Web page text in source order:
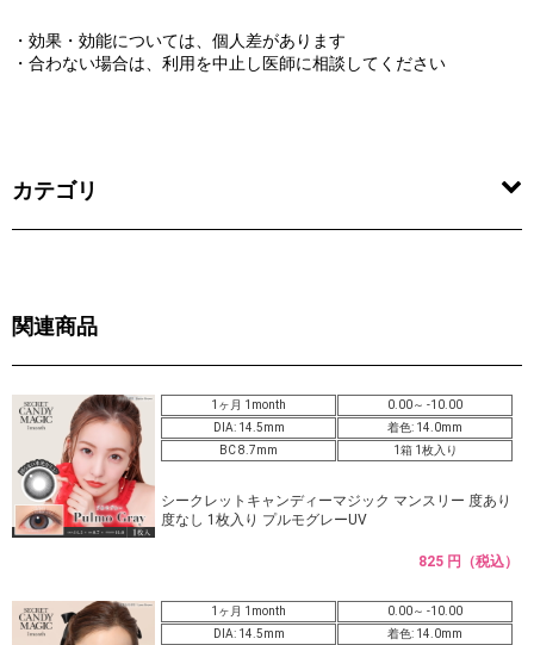
・効果・効能については、個人差があります
・合わない場合は、利用を中止し医師に相談してください
カテゴリ
関連商品
1ヶ月 1month
0.00～ -10.00
DIA: 14.5mm
着色: 14.0mm
BC 8.7mm
1箱 1枚入り
シークレットキャンディーマジック マンスリー 度あり
度なし 1枚入り プルモグレーUV
825 円（税込）
1ヶ月 1month
0.00～ -10.00
DIA: 14.5mm
着色: 14.0mm